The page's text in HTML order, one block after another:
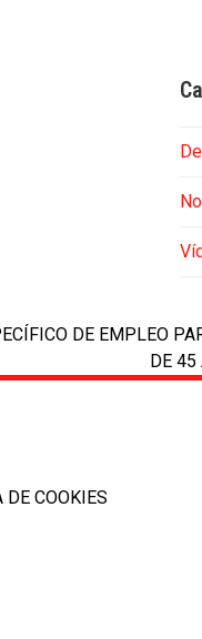
DE EMPLEO
DE 45
DE COOKIES